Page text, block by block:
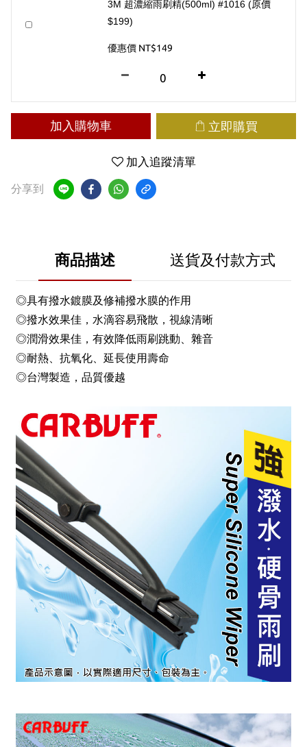
3M 超濃縮雨刷精(500ml) #1016 (原價
$199)
優惠價 NT$149
加入購物車 立即購買
加入追蹤清單
分享到
商品描述 送貨及付款方式
◎具有撥水鍍膜及修補撥水膜的作用
◎撥水效果佳，水滴容易飛散，視線清晰
◎潤滑效果佳，有效降低雨刷跳動、雜音
◎耐熱、抗氧化、延長使用壽命
◎台灣製造，品質優越